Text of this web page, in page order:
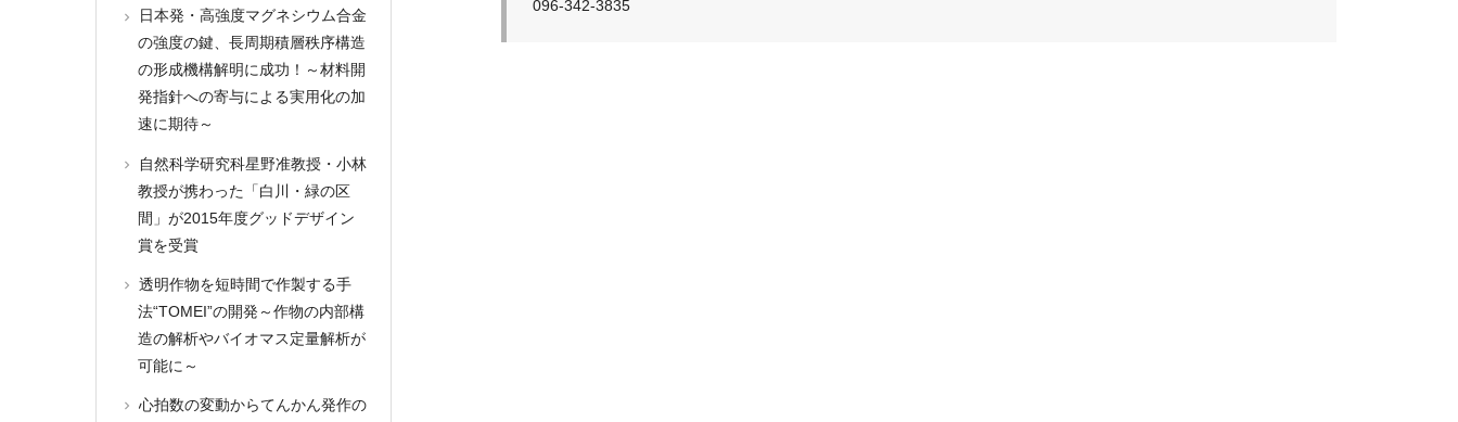
096-342-3835
日本発・高強度マグネシウム合金
の強度の鍵、長周期積層秩序構造
の形成機構解明に成功！～材料開
発指針への寄与による実用化の加
速に期待～
自然科学研究科星野准教授・小林
教授が携わった「白川・緑の区
間」が2015年度グッドデザイン
賞を受賞
透明作物を短時間で作製する手
法“TOMEI”の開発～作物の内部構
造の解析やバイオマス定量解析が
可能に～
心拍数の変動からてんかん発作の